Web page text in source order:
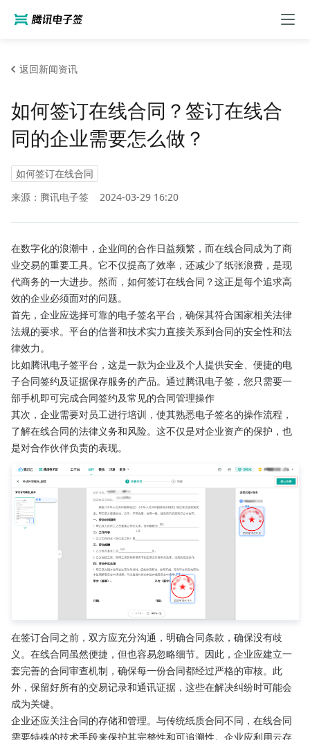
返回新闻资讯
如何签订在线合同？签订在线合
同的企业需要怎么做？
如何签订在线合同
来源：腾讯电子签
2024-03-29 16:20
在数字化的浪潮中，企业间的合作日益频繁，而在线合同成为了商
业交易的重要工具。它不仅提高了效率，还减少了纸张浪费，是现
代商务的一大进步。然而，如何签订在线合同？这正是每个追求高
效的企业必须面对的问题。
首先，企业应选择可靠的电子签名平台，确保其符合国家相关法律
法规的要求。平台的信誉和技术实力直接关系到合同的安全性和法
律效力。
比如腾讯电子签平台，这是一款为企业及个人提供安全、便捷的电
子合同签约及证据保存服务的产品。通过腾讯电子签，您只需要一
部手机即可完成合同签约及常见的合同管理操作
其次，企业需要对员工进行培训，使其熟悉电子签名的操作流程，
了解在线合同的法律义务和风险。这不仅是对企业资产的保护，也
是对合作伙伴负责的表现。
在签订合同之前，双方应充分沟通，明确合同条款，确保没有歧
义。在线合同虽然便捷，但也容易忽略细节。因此，企业应建立一
套完善的合同审查机制，确保每一份合同都经过严格的审核。此
外，保留好所有的交易记录和通讯证据，这些在解决纠纷时可能会
成为关键。
企业还应关注合同的存储和管理。与传统纸质合同不同，在线合同
需要特殊的技术手段来保护其完整性和可追溯性。企业应利用云存